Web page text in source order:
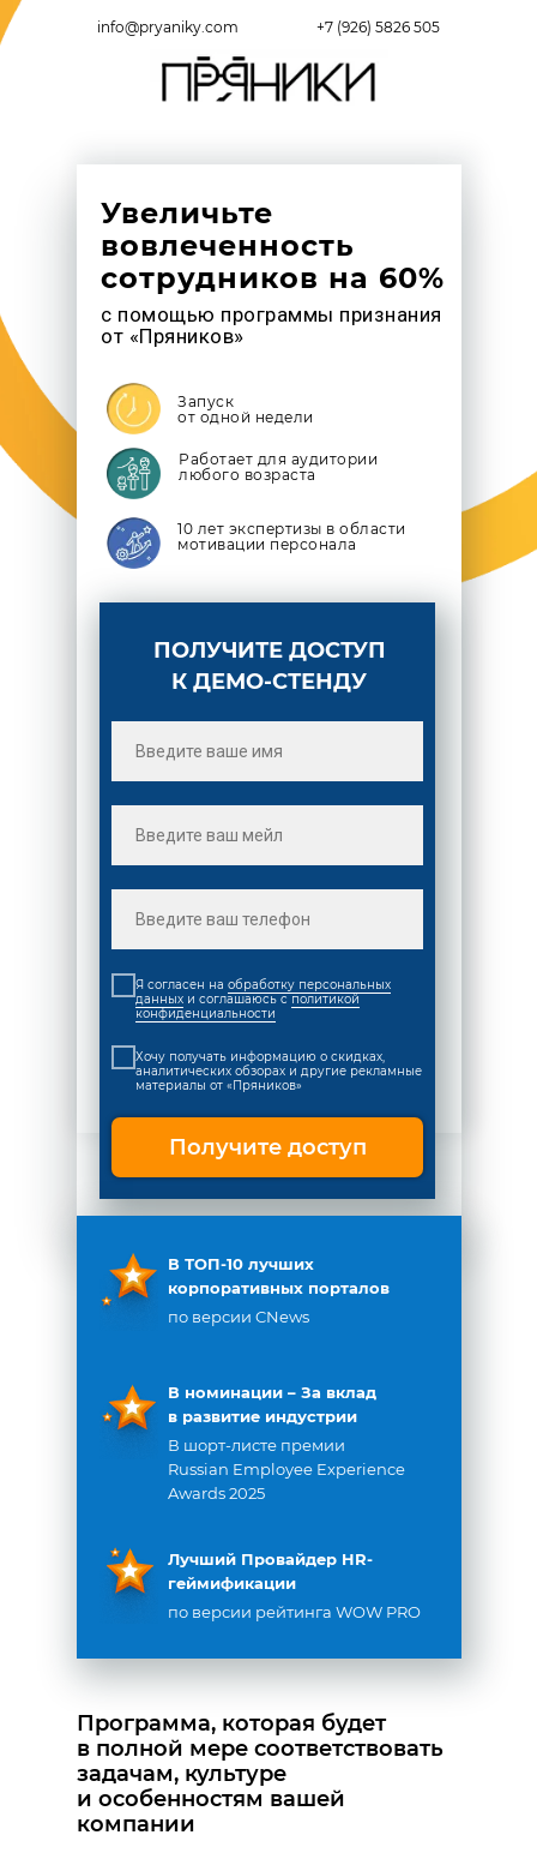
+7 (926) 5826 505
info@pryaniky.com
Увеличьте
вовлеченность
сотрудников на 60%
с помощью программы признания
от «Пряников»
ПОЛУЧИТЕ ДОСТУП
К ДЕМО-СТЕНДУ
Я согласен на обработку персональных
данных и соглашаюсь cполитикой
конфиденциальности
Хочу получать информацию о скидках,
аналитических обзорах и другие рекламные
материалы от «Пряников»
Получите доступ
Запуск
от одной недели
Работает для аудитории
любого возраста
10 лет экспертизы в области
мотивации персонала
по версии CNews
В ТОП-10 лучших
корпоративных порталов
В шорт-листе премии
Russian Employee Experience
Awards 2025
В номинации – За вклад
в развитие индустрии
по версии рейтинга WOW PRO
Лучший Провайдер HR-
геймификации
Программа, которая будет
в полной мере соответствовать
задачам, культуре
и особенностям вашей
компании